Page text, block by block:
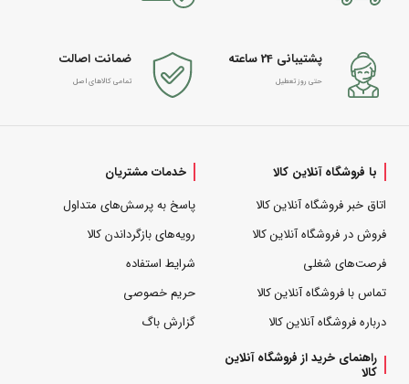
پشتیبانی 24 ساعته
حتی روز تعطیل
ضمانت اصالت
تمامی کالاهای اصل
با فروشگاه آنلاین کالا
اتاق خبر فروشگاه آنلاین کالا
فروش در فروشگاه آنلاین کالا
فرصت‌های شغلی
تماس با فروشگاه آنلاین کالا
درباره فروشگاه آنلاین کالا
خدمات مشتریان
پاسخ به پرسش‌های متداول
رویه‌های بازگرداندن کالا
شرایط استفاده
حریم خصوصی
گزارش باگ
راهنمای خرید از فروشگاه آنلاین
کالا